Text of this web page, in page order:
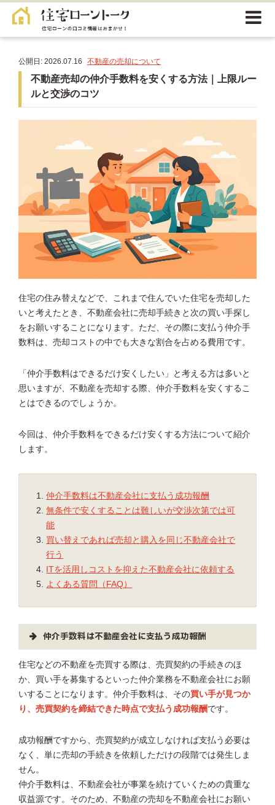
公開日: 2026.07.16 不動産の売却について
不動産売却の仲介手数料を安くする方法｜上限ルー
ルと交渉のコツ
住宅の住み替えなどで、これまで住んでいた住宅を売却した
いと考えたとき、不動産会社に売却手続きと次の買い手探し
をお願いすることになります。ただ、その際に支払う仲介手
数料は、売却コストの中でも大きな割合を占める費用です。
「仲介手数料はできるだけ安くしたい」と考える方は多いと
思いますが、不動産を売却する際、仲介手数料を安くするこ
とはできるのでしょうか。
今回は、仲介手数料をできるだけ安くする方法について紹介
します。
仲介手数料は不動産会社に支払う成功報酬
無条件で安くすることは難しいが交渉次第では可
能
買い替えであれば売却と購入を同じ不動産会社で
行う
ITを活用しコストを抑えた不動産会社に依頼する
よくある質問（FAQ）
仲介手数料は不動産会社に支払う成功報酬
住宅などの不動産を売買する際は、売買契約の手続きのほ
か、買い手を募集するといった仲介業務を不動産会社にお願
いすることになります。仲介手数料は、その買い手が見つか
り、売買契約を締結できた時点で支払う成功報酬です。
成功報酬ですから、売買契約が成立しなければ支払う必要は
なく、単に売却の手続きを依頼しただけの段階では発生しま
せん。
仲介手数料は、不動産会社が事業を続けていくための貴重な
収益源です。そのため、不動産の売却を不動産会社にお願い